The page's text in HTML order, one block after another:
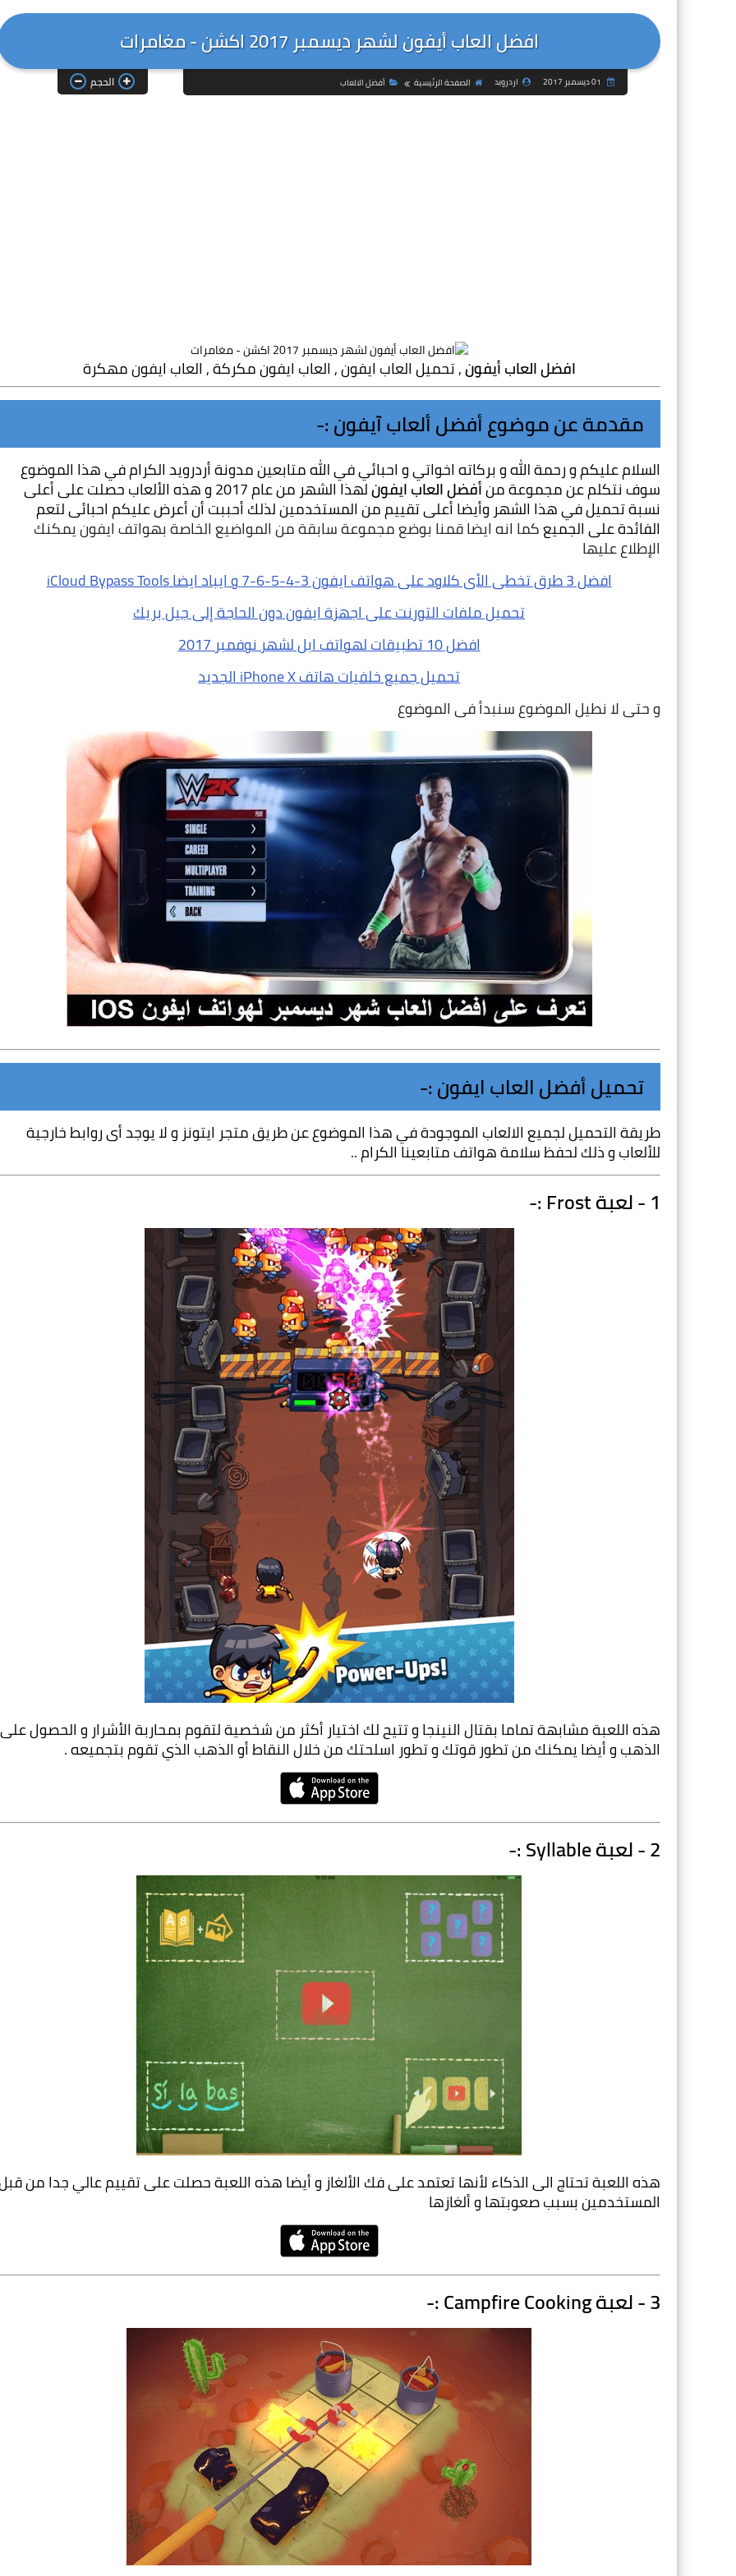
افضل العاب أيفون لشهر ديسمبر 2017 اكشن - مغامرات
اردرويد الصفحة الرئيسية أفضل الالعاب الحجم
افضل العاب أيفون , تحميل العاب ايفون , العاب ايفون مكركة , العاب ايفون مهكرة
مقدمة عن موضوع أفضل ألعاب آيفون :-
سوف نتكلم عن مجموعة من أفضل العاب ايفون
الفائدة على الجميع
الإطلاع عليها
افضل 3 طرق تخطى الأى كلاود على هواتف ايفون 3-4-5-6-7 و ايباد ايضا iCloud Bypass Tools
تحميل ملفات التورنت على اجهزة ايفون دون الحاجة إلى جيل بريك
افضل 10 تطبيقات لهواتف ابل لشهر نوفمبر 2017
تحميل جميع خلفيات هاتف iPhone X الجديد
و حتى لا نطيل الموضوع سنبدأ فى الموضوع
تحميل أفضل العاب ايفون :-
للألعاب و ذلك لحفظ سلامة هواتف متابعينا الكرام ..
1 - لعبة Frost :-
الذهب و أيضا يمكنك من تطور قوتك و تطور اسلحتك من خلال النقاط أو الذهب الذي تقوم بتجميعه .
2 - لعبة Syllable :-
المستخدمين بسبب صعوبتها و ألغازها
3 - لعبة Campfire Cooking :-